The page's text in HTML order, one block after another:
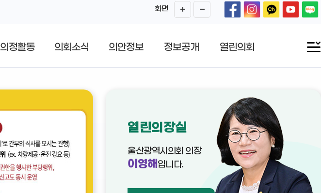
화면
의정활동 의회소식 의안정보 정보공개 열린의회
열린의장실
울산광역시의회 의장
이영해 입니다.